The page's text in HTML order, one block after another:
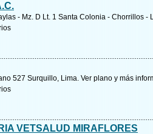
- Mz. D Lt. 1 Santa Colonia - Chorrillos -
527 Surquillo, Lima. Ver plano y más
VETSALUD MIRAFLORES